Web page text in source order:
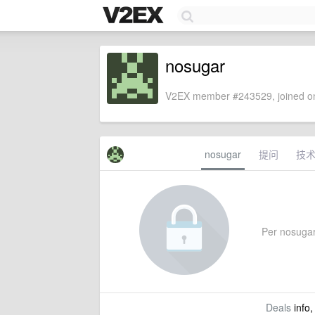
nosugar
V2EX member #243529, joined
nosugar 提问 技
Per
Dealsinfo,